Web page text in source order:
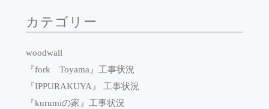
カテゴリー
woodwall
『fork Toyama』工事状況
『IPPURAKUYA』 工事状況
『kurumiの家』工事状況